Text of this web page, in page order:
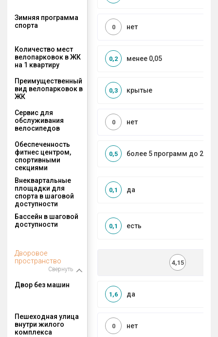
Зимняя программа
спорта
нет
0
Количество мест
велопарковок в ЖК
на 1 квартиру
менее 0,05
0,2
Преимущественный
вид велопарковок в
ЖК
крытые
0,3
Сервис для
обслуживания
велосипедов
нет
0
Обеспеченность
фитнес центром,
спортивными
секциями
более 5 программ до 2 км
0,5
Внеквартальные
площадки для
спорта в шаговой
доступности
да
0,1
Бассейн в шаговой
доступности
есть
0,1
Дворовое
пространство
Свернуть
4,15
Двор без машин
да
1,6
Пешеходная улица
внутри жилого
комплекса
нет
0